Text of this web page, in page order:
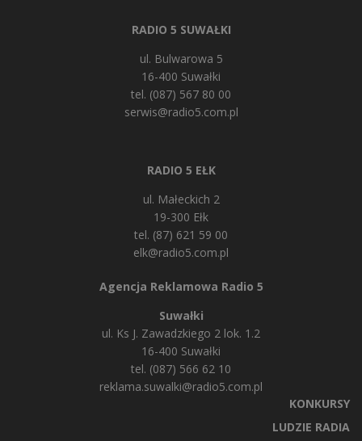
RADIO 5 SUWAŁKI
ul. Bulwarowa 5
16-400 Suwałki
tel. (087) 567 80 00
serwis@radio5.com.pl
RADIO 5 EŁK
ul. Małeckich 2
19-300 Ełk
tel. (87) 621 59 00
elk@radio5.com.pl
Agencja Reklamowa Radio 5
Suwałki
ul. Ks J. Zawadzkiego 2 lok. 1.2
16-400 Suwałki
tel. (087) 566 62 10
reklama.suwalki@radio5.com.pl
KONKURSY
LUDZIE RADIA